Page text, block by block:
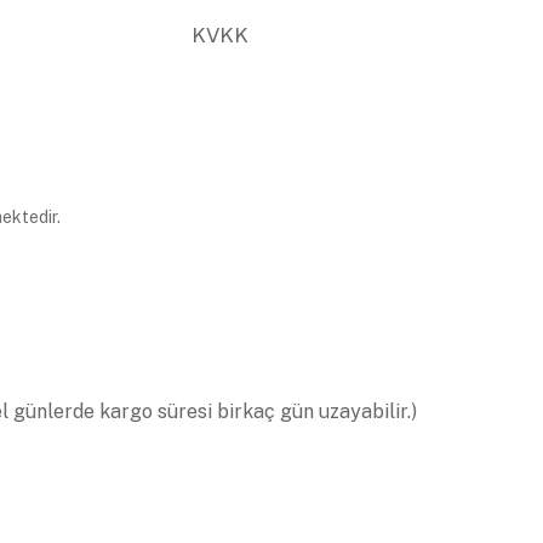
KVKK
günlerde kargo süresi birkaç gün uzayabilir.)